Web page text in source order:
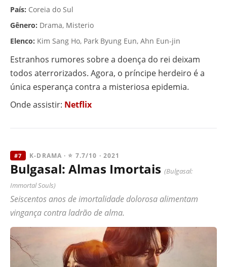
País: Coreia do Sul
Gênero: Drama, Misterio
Elenco: Kim Sang Ho, Park Byung Eun, Ahn Eun-jin
Estranhos rumores sobre a doença do rei deixam
todos aterrorizados. Agora, o príncipe herdeiro é a
única esperança contra a misteriosa epidemia.
Onde assistir: Netflix
#7 K-DRAMA · ⭐ 7.7/10 · 2021
Bulgasal: Almas Imortais (Bulgasal:
Immortal Souls)
Seiscentos anos de imortalidade dolorosa alimentam
vingança contra ladrão de alma.